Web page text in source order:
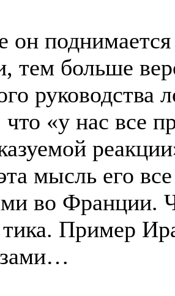
тем больше
руководства
что «у нас все
мысль его
во Франции.
Пример